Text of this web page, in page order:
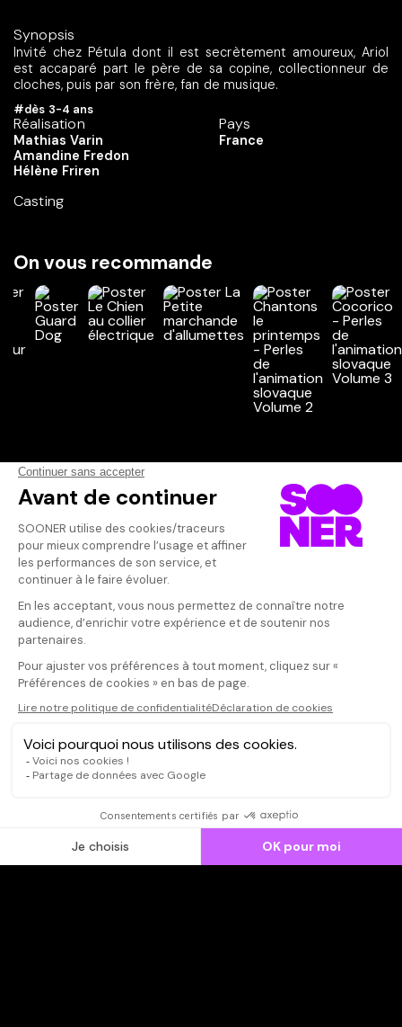
Synopsis
Invité chez Pétula dont il est secrètement amoureux, Ariol
est accaparé part le père de sa copine, collectionneur de
cloches, puis par son frère, fan de musique.
#dès 3-4 ans
Réalisation
Mathias Varin
Amandine Fredon
Hélène Friren
Casting
Pays
France
On vous recommande
Vos avis
Donnez votre avis
Votre note
Votre commentaire
Il faut vous connecter pour
publier un avis
CONNEXION
Qui sommes-nous ?